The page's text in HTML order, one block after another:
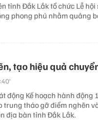
tỉnh Đắk Lắk tổ chức Lễ
phong phú nhằm quảng
tạo hiệu quả
động Kế hoạch hành động
tháo gỡ điểm nghẽn
địa bàn tỉnh Đắk Lắk.